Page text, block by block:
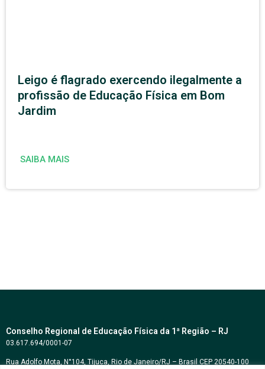
Leigo é flagrado exercendo ilegalmente a
profissão de Educação Física em Bom
Jardim
SAIBA MAIS
Conselho Regional de Educação Física da 1ª Região – RJ
03.617.694/0001-07
Rua Adolfo Mota, N°104, Tijuca, Rio de Janeiro/RJ – Brasil CEP 20540-100